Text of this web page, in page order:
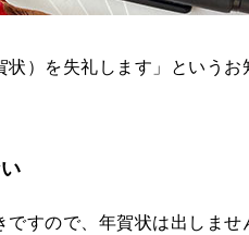
）を失礼します」という
すので、年賀状は出しま